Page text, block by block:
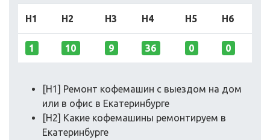
H1 H2 H3 H4 H5 H6
1 10 9 36 0 0
[H1] Ремонт кофемашин с выездом на дом
или в офис в Екатеринбурге
[H2] Какие кофемашины ремонтируем в
Екатеринбурге